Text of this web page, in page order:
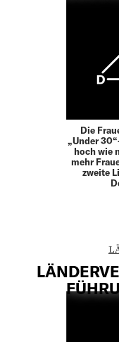
Die
„Under
hoch wie
mehr
zweite